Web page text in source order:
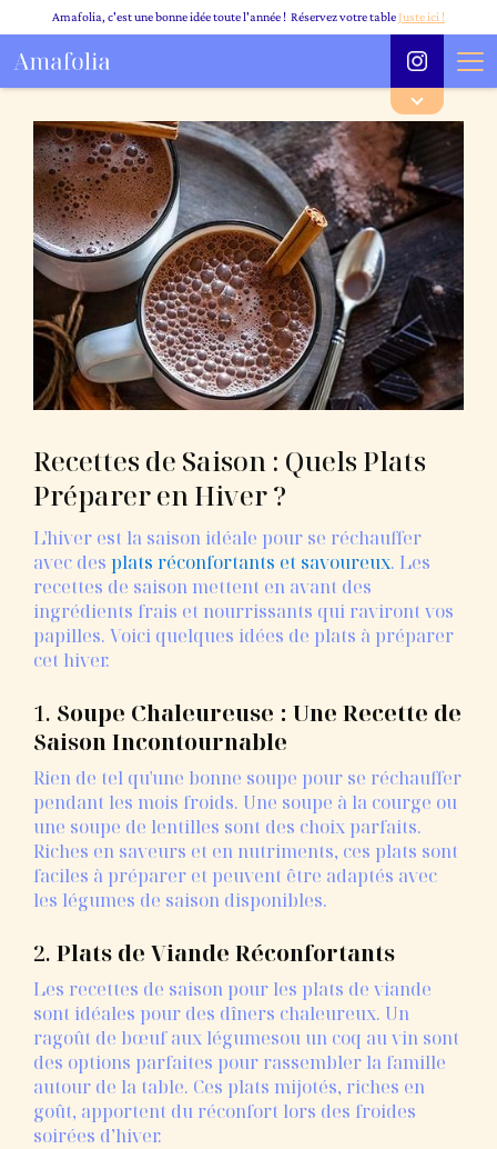
Amafolia, c'est une bonne idée toute l'année ! Réservez votre tableJuste ici !
Recettes de Saison : Quels Plats
Préparer en Hiver ?
L'hiver est la saison idéale pour se réchauffer
avec des plats réconfortants et savoureux. Les
recettes de saison mettent en avant des
ingrédients frais et nourrissants qui raviront vos
papilles. Voici quelques idées de plats à préparer
cet hiver.
1. Soupe Chaleureuse : Une Recette de
Saison Incontournable
Rien de tel qu'une bonne soupe pour se réchauffer
pendant les mois froids. Une soupe à la courge ou
une soupe de lentilles sont des choix parfaits.
Riches en saveurs et en nutriments, ces plats sont
faciles à préparer et peuvent être adaptés avec
les légumes de saison disponibles.
2. Plats de Viande Réconfortants
Les recettes de saison pour les plats de viande
sont idéales pour des dîners chaleureux. Un
ragoût de bœuf aux légumesou un coq au vin sont
des options parfaites pour rassembler la famille
autour de la table. Ces plats mijotés, riches en
goût, apportent du réconfort lors des froides
soirées d’hiver.